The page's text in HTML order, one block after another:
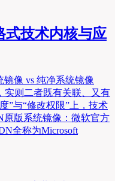
技术内核与应
像 vs 纯净系统镜像
实则二者既有关联、又有
”与“修改权限”上，技术
原版系统镜像：微软官方
全称为Microsoft